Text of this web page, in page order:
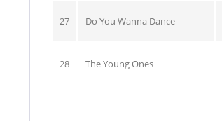
27 Do You Wanna Dance
28 The Young Ones